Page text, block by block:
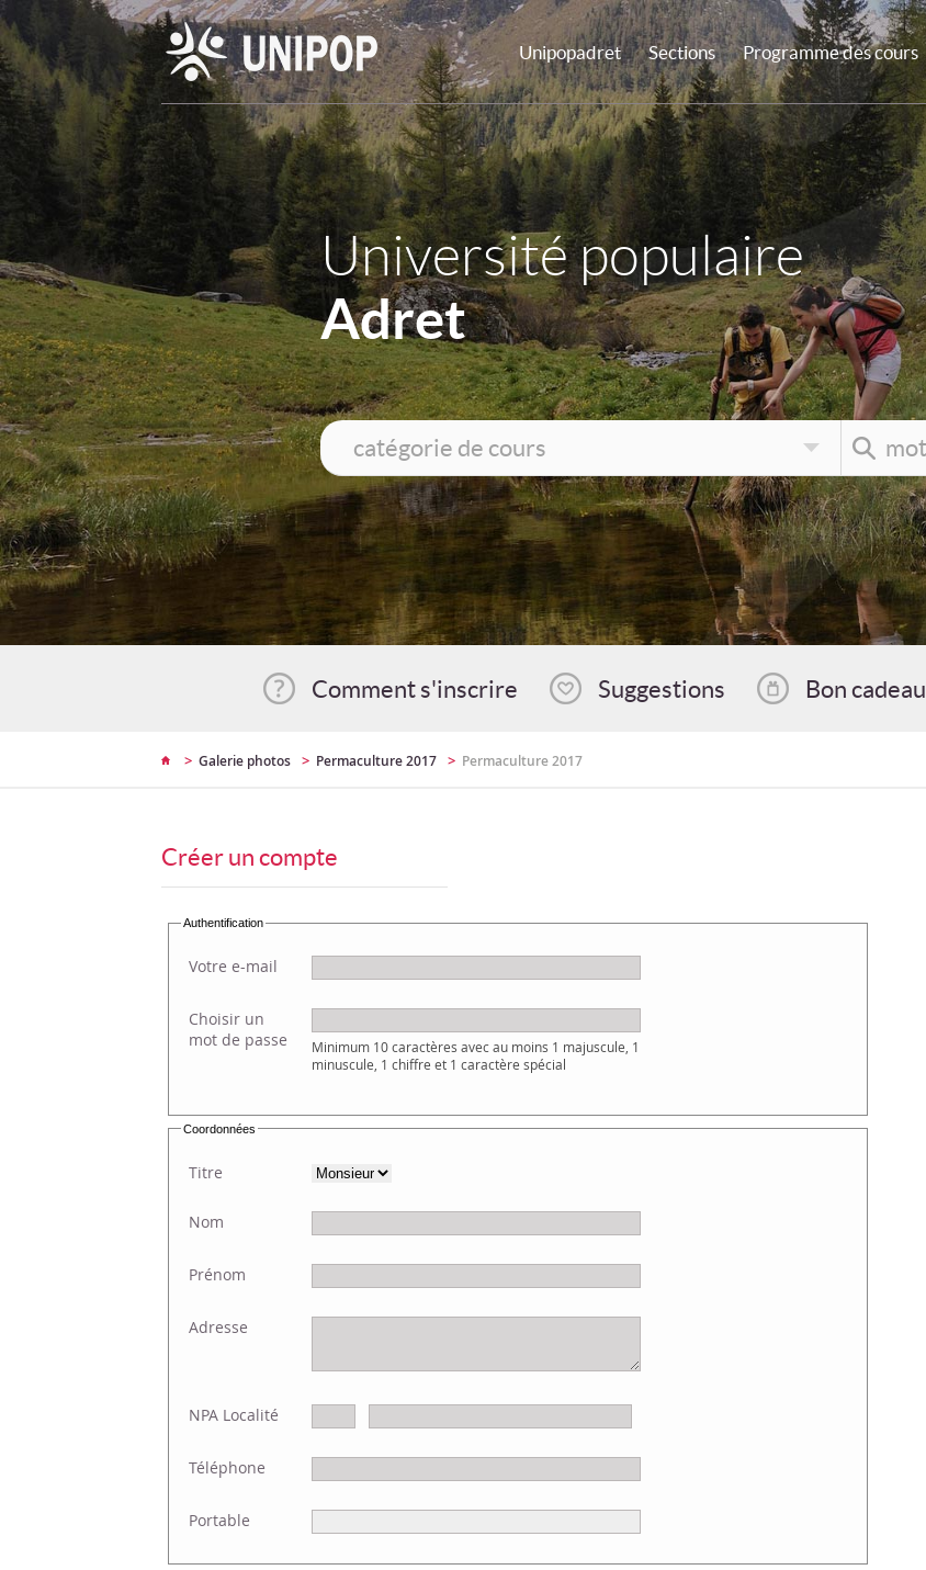
Unipopadret Sections Programme des cours
Université populaire
Adret
Comment s'inscrire Suggestions Bon cadeau
> Galerie photos > Permaculture 2017 > Permaculture 2017
Créer un compte
Authentification
Votre e-mail
Choisir un
mot de passe
Minimum 10 caractères avec au moins 1 majuscule, 1
minuscule, 1 chiffre et 1 caractère spécial
Coordonnées
Titre
Nom
Prénom
Adresse
NPA Localité
Téléphone
Portable